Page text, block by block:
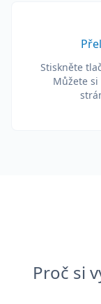
Stiskněte
Můžete
Proč si